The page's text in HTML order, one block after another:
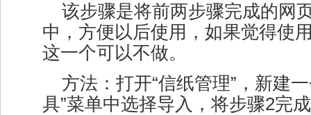
该步骤是将前两步骤完成的网
中，方便以后使用，如果觉得使
这一个可以不做。
方法：打开“信纸管理”，新建
具”菜单中选择导入，将步骤2完